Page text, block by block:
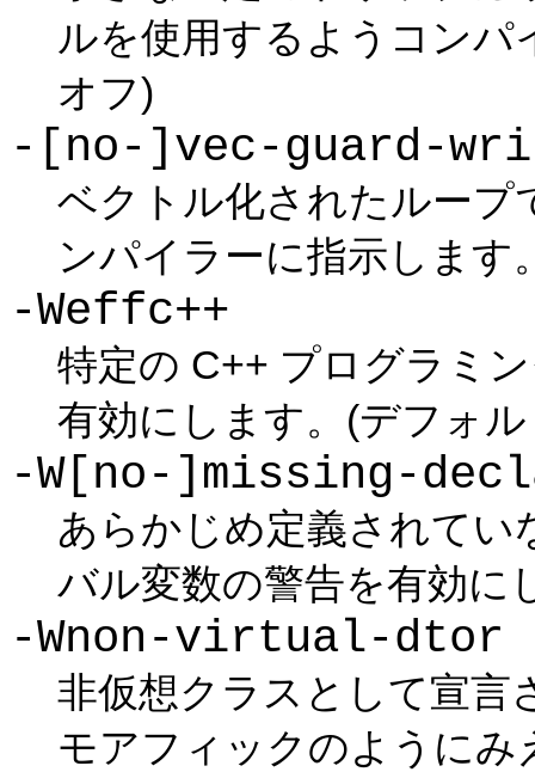
ルを使用するようコンパ
オフ)
-[no-]vec-guard-
ベクトル化されたループ
ンパイラーに指示します
-Weffc++
特定の C++ プログラミ
有効にします。(デフォ
-W[no-]missing-
あらかじめ定義されてい
バル変数の警告を有効に
-Wnon-virtual-dtor
非仮想クラスとして宣言
モアフィックのように